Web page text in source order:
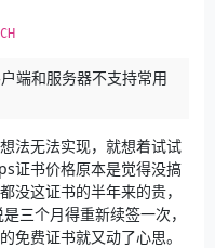
端和服务器不支持常用
法无法实现，就想着试试
证书价格原本是觉得没搞
没这证书的半年来的贵，
三个月得重新续签一次，
免费证书就又动了心思。